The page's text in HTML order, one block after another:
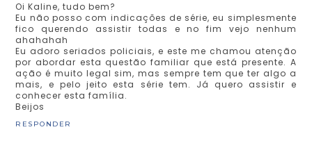
Oi Kaline, tudo bem?
Eu não posso com indicações de série, eu simplesmente
fico querendo assistir todas e no fim vejo nenhum
ahahahah
Eu adoro seriados policiais, e este me chamou atenção
por abordar esta questão familiar que está presente. A
ação é muito legal sim, mas sempre tem que ter algo a
mais, e pelo jeito esta série tem. Já quero assistir e
conhecer esta família.
Beijos
RESPONDER